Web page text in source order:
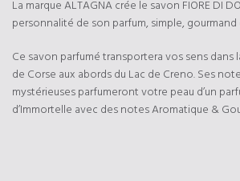
La marque ALTAGNA crée le savon FIORE DI
personnalité de son parfum, simple,
Ce savon parfumé transportera vos sens dans
de Corse aux abords du Lac de Creno. Ses
mystérieuses parfumeront votre peau d’un
d’Immortelle avec des notes Aromatique &